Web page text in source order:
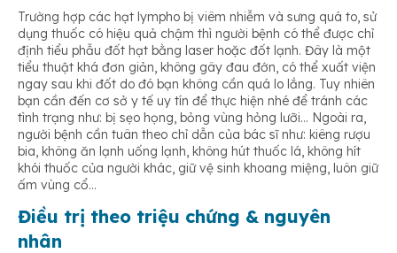
Trường hợp các hạt lympho bị viêm nhiễm và sưng quá to, sử
dụng thuốc có hiệu quả chậm thì người bệnh có thể được chỉ
định tiểu phẫu đốt hạt bằng laser hoặc đốt lạnh. Đây là một
tiểu thuật khá đơn giản, không gây đau đớn, có thể xuất viện
ngay sau khi đốt do đó bạn không cần quá lo lắng. Tuy nhiên
bạn cần đến cơ sở y tế uy tín để thực hiện nhé để tránh các
tình trạng như: bị sẹo họng, bỏng vùng hỏng lưỡi… Ngoài ra,
người bệnh cần tuân theo chỉ dẫn của bác sĩ như: kiêng rượu
bia, không ăn lạnh uống lạnh, không hút thuốc lá, không hít
khói thuốc của người khác, giữ vệ sinh khoang miệng, luôn giữ
ấm vùng cổ…
Điều trị theo triệu chứng & nguyên
nhân